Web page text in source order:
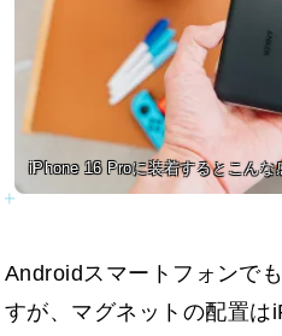
iPhone 16 Proに装着するとこんな
Androidスマートフォンで
すが、マグネットの配置